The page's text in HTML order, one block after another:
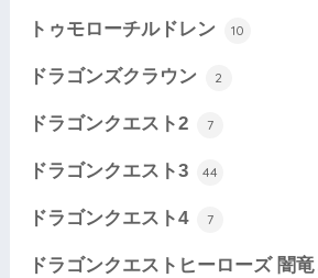
トゥモローチルドレン 10
ドラゴンズクラウン 2
ドラゴンクエスト2 7
ドラゴンクエスト3 44
ドラゴンクエスト4 7
ドラゴンクエストヒーローズ 闇